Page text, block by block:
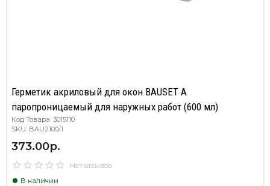
Герметик акриловый для окон BAUSET A
паропроницаемый для наружных работ (600 мл)
Код Товара: 3015110
SKU: BAU2100/1
373.00р.
Нет отзывов
В наличии